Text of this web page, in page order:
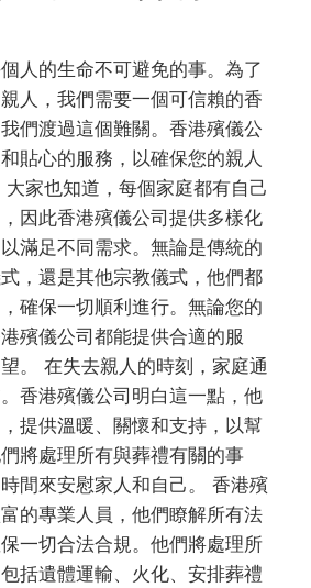
人的生命不可避免的事。為了
人，我們需要一個可信賴的香
們渡過這個難關。香港殯儀公
貼心的服務，以確保您的親人
家也知道，每個家庭都有自己
因此香港殯儀公司提供多樣化
滿足不同需求。無論是傳統的
，還是其他宗教儀式，他們都
確保一切順利進行。無論您的
殯儀公司都能提供合適的服
。 在失去親人的時刻，家庭通
香港殯儀公司明白這一點，他
提供溫暖、關懷和支持，以幫
將處理所有與葬禮有關的事
間來安慰家人和自己。 香港殯
的專業人員，他們瞭解所有法
一切合法合規。他們將處理所
括遺體運輸、火化、安排葬禮